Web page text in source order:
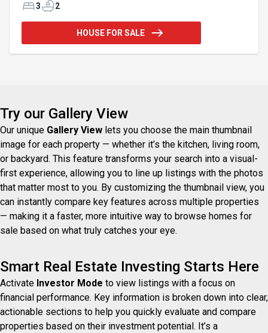
elle propose une cuisine élégante avec comptoirs
familiale, 2 salles de bains et un chauffage radiant.
Sa superbe verrière baignée de lumière invite la
3 2
HOUSE FOR SALE
Try our Gallery View
Our unique Gallery View lets you choose the main thumbnail
image for each property — whether it’s the kitchen, living room,
or backyard. This feature transforms your search into a visual-
first experience, allowing you to line up listings with the photos
that matter most to you. By customizing the thumbnail view, you
can instantly compare key features across multiple properties
— making it a faster, more intuitive way to browse homes for
sale based on what truly catches your eye.
Smart Real Estate Investing Starts Here
Activate Investor Mode to view listings with a focus on
financial performance. Key information is broken down into clear,
actionable sections to help you quickly evaluate and compare
properties based on their investment potential. It’s a